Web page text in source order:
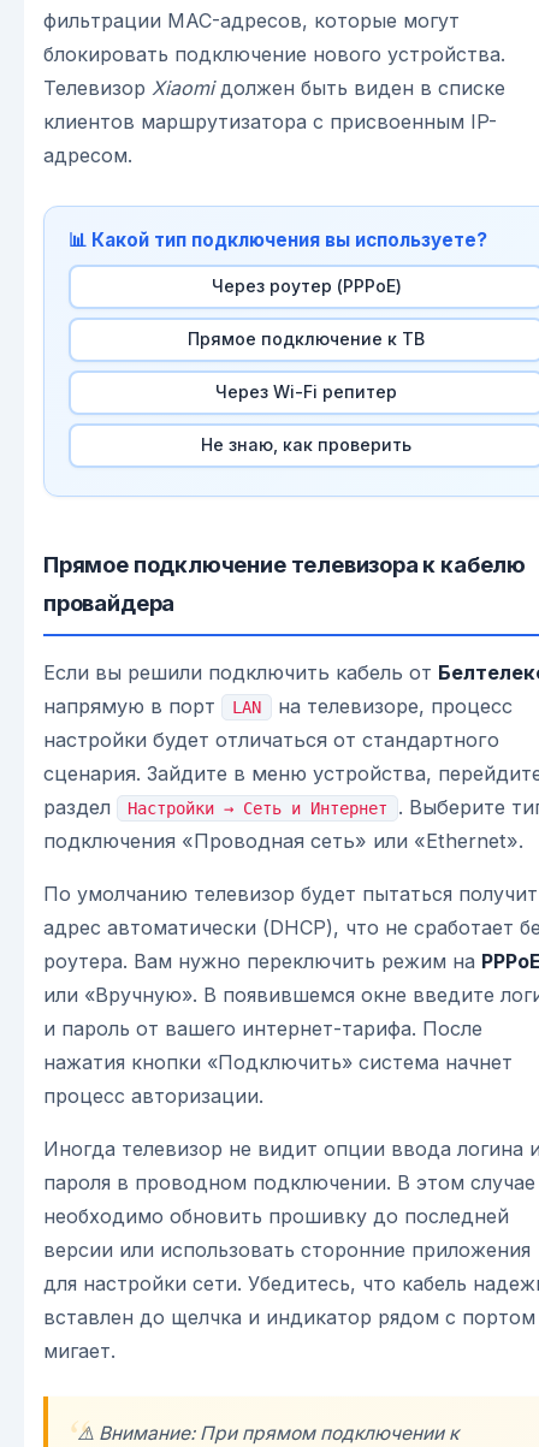
фильтрации MAC-адресов, которые могут
блокировать подключение нового устройства.
Телевизор Xiaomiдолжен быть виден в списке
клиентов маршрутизатора с присвоенным IP-
адресом.
📊 Какой тип подключения вы используете?
Через роутер (PPPoE)
Прямое подключение к ТВ
Через Wi-Fi репитер
Не знаю, как проверить
Прямое подключение телевизора к кабелю
провайдера
Если вы решили подключить кабель от
напрямую в порт
LAN
на телевизоре, процесс
настройки будет отличаться от стандартного
сценария. Зайдите в меню устройства,
раздел
Настройки → Сеть и Интернет
. Выберите
подключения «Проводная сеть» или «Ethernet».
По умолчанию телевизор будет пытаться
адрес автоматически (DHCP), что не сработает
роутера. Вам нужно переключить режим на
или «Вручную». В появившемся окне введите
и пароль от вашего интернет-тарифа. После
нажатия кнопки «Подключить» система начнет
процесс авторизации.
Иногда телевизор не видит опции ввода логина
пароля в проводном подключении. В этом случае
необходимо обновить прошивку до последней
версии или использовать сторонние приложения
для настройки сети. Убедитесь, что кабель
вставлен до щелчка и индикатор рядом с портом
мигает.
⚠️ Внимание: При прямом подключении к